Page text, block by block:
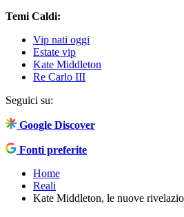
Temi Caldi:
Vip nati oggi
Estate vip
Kate Middleton
Re Carlo III
Seguici su:
Google Discover
Fonti preferite
Home
Reali
Kate Middleton, le nuove